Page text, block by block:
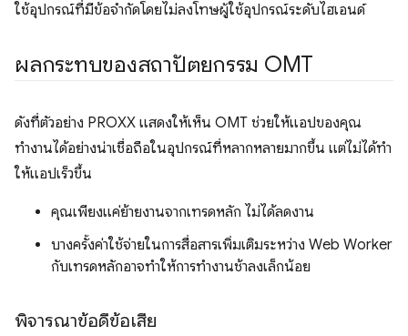
ใช้อุปกรณ์ที่มีข้อจำกัดโดยไม่ลงโทษผู้ใช้อุปกรณ์ระดับไฮเอนด์
ผลกระทบของสถาปัตยกรรม OMT
ดังที่ตัวอย่าง PROXX แสดงให้เห็น OMT ช่วยให้แอปของคุณ
ทำงานได้อย่างน่าเชื่อถือในอุปกรณ์ที่หลากหลายมากขึ้น แต่ไม่ได้ทำ
ให้แอปเร็วขึ้น
คุณเพียงแค่ย้ายงานจากเทรดหลัก ไม่ได้ลดงาน
บางครั้งค่าใช้จ่ายในการสื่อสารเพิ่มเติมระหว่าง Web Worker
กับเทรดหลักอาจทำให้การทำงานช้าลงเล็กน้อย
พิจารณาข้อดีข้อเสีย